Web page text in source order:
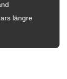
längre